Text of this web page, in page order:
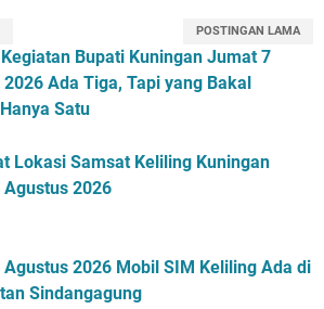
POSTINGAN LAMA
Bupati Kuningan Jumat 7
Ada Tiga, Tapi yang Bakal
Satu
Lokasi Samsat Keliling Kuningan
2026
2026 Mobil SIM Keliling Ada di
Sindangagung